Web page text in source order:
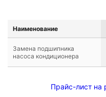
Наименование
Замена подшипника
насоса кондиционера
Прайс-лист на